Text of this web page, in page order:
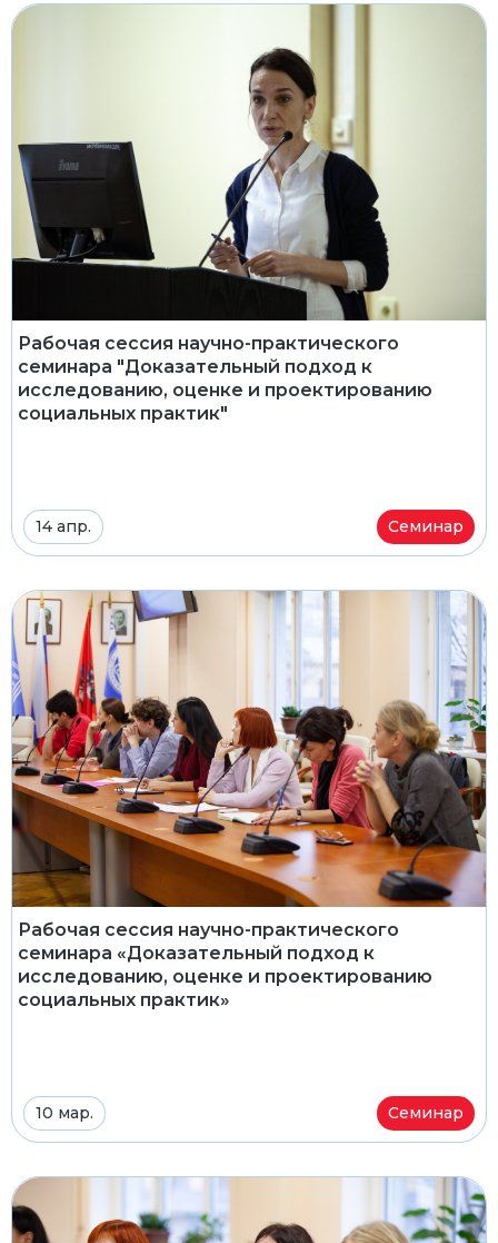
Рабочая сессия научно-практического
семинара "Доказательный подход к
исследованию, оценке и проектированию
социальных практик"
14 апр. Семинар
Рабочая сессия научно-практического
семинара «Доказательный подход к
исследованию, оценке и проектированию
социальных практик»
10 мар. Семинар